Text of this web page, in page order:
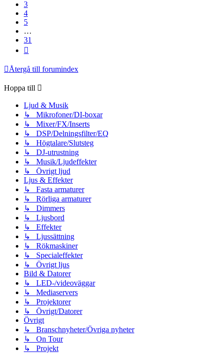
3
4
5
…
31
Återgå till forumindex
Hoppa till
Ljud & Musik
↳ Mikrofoner/DI-boxar
↳ Mixer/FX/Inserts
↳ DSP/Delningsfilter/EQ
↳ Högtalare/Slutsteg
↳ DJ-utrustning
↳ Musik/Ljudeffekter
↳ Övrigt ljud
Ljus & Effekter
↳ Fasta armaturer
↳ Rörliga armaturer
↳ Dimmers
↳ Ljusbord
↳ Effekter
↳ Ljussättning
↳ Rökmaskiner
↳ Specialeffekter
↳ Övrigt ljus
Bild & Datorer
↳ LED-/videoväggar
↳ Mediaservers
↳ Projektorer
↳ Övrigt/Datorer
Övrigt
↳ Branschnyheter/Övriga nyheter
↳ On Tour
↳ Projekt